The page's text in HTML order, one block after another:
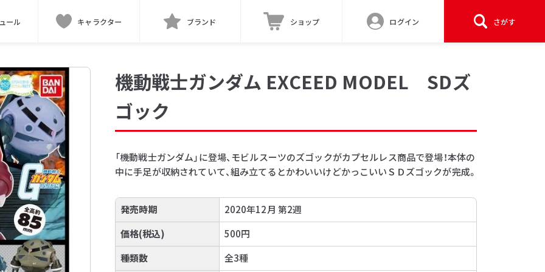
ール キャラクター ブランド ショップ ログイン さがす
機動戦士ガンダム EXCEED MODEL SDズ
ゴック
「機動戦士ガンダム」に登場、モビルスーツのズゴックがカプセルレス商品で登場！本体の
中に手足が収納されていて、組み立てるとかわいいけどかっこいいＳＤズゴックが完成。
発売時期
2020年12月 第2週
価格(税込)
500円
種類数
全3種